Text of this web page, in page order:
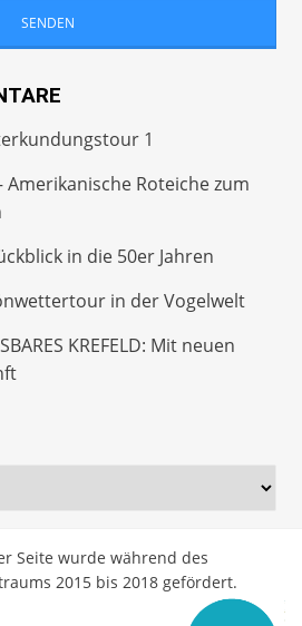
1
Amerikanische Roteiche zum
in die 50er Jahren
in der Vogelwelt
KREFELD: Mit neuen
Seite wurde während des
2015 bis 2018 gefördert.